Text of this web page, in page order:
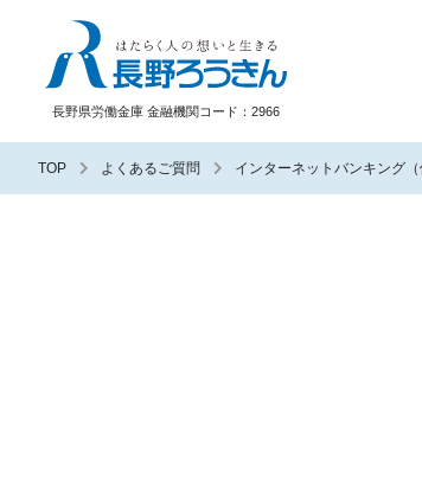
長野県労働金庫 金融機関コード：2966
TOP よくあるご質問 インターネットバンキング（